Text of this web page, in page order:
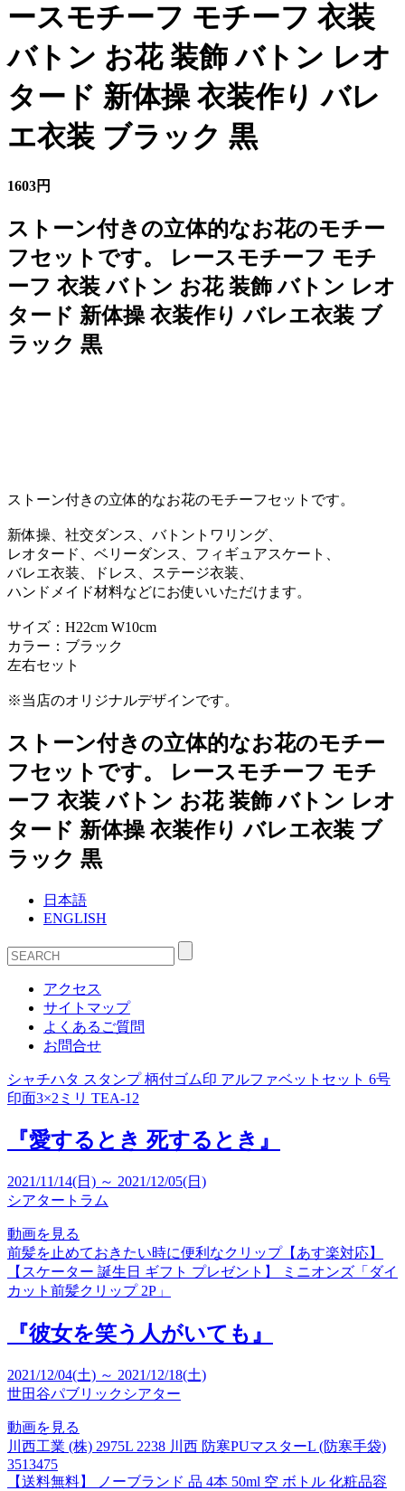
ースモチーフ モチーフ 衣装
バトン お花 装飾 バトン レオ
タード 新体操 衣装作り バレ
エ衣装 ブラック 黒
1603円
ストーン付きの立体的なお花のモチー
フセットです。 レースモチーフ モチ
ーフ 衣装 バトン お花 装飾 バトン レオ
タード 新体操 衣装作り バレエ衣装 ブ
ラック 黒
ストーン付きの立体的なお花のモチーフセットです。
新体操、社交ダンス、バトントワリング、
レオタード、ベリーダンス、フィギュアスケート、
バレエ衣装、ドレス、ステージ衣装、
ハンドメイド材料などにお使いいただけます。
サイズ：H22cm W10cm
カラー：ブラック
左右セット
※当店のオリジナルデザインです。
ストーン付きの立体的なお花のモチー
フセットです。 レースモチーフ モチ
ーフ 衣装 バトン お花 装飾 バトン レオ
タード 新体操 衣装作り バレエ衣装 ブ
ラック 黒
日本語
ENGLISH
アクセス
サイトマップ
よくあるご質問
お問合せ
シャチハタ スタンプ 柄付ゴム印 アルファベットセット 6号
印面3×2ミリ TEA-12
『愛するとき 死するとき』
2021/11/14(日) ～ 2021/12/05(日)
シアタートラム
動画を見る
前髪を止めておきたい時に便利なクリップ【あす楽対応】
【スケーター 誕生日 ギフト プレゼント】 ミニオンズ「ダイ
カット前髪クリップ 2P」
『彼女を笑う人がいても』
2021/12/04(土) ～ 2021/12/18(土)
世田谷パブリックシアター
動画を見る
川西工業 (株) 2975L 2238 川西 防寒PUマスターL (防寒手袋)
3513475
【送料無料】 ノーブランド 品 4本 50ml 空 ボトル 化粧品容